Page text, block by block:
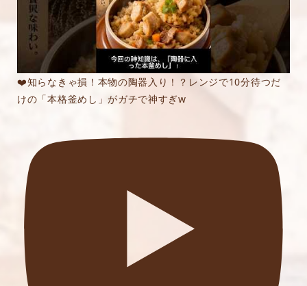
❤️知らなきゃ損！本物の陶器入り！？レンジで10分待つだ
けの「本格釜めし」がガチで神すぎw